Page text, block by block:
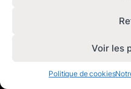
Voir les
Politique de cookies